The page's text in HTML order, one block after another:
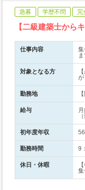
急募 学歴不問 完
【二級建築士から
仕事内容
対象となる方
が
勤務地
給与
初年度年収
勤務時間 9
休日・休暇